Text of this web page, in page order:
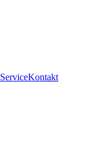
ServiceKontakt